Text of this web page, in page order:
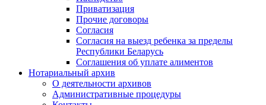
Приватизация
Прочие договоры
Согласия
Согласия на выезд ребенка за пределы
Республики Беларусь
Соглашения об уплате алиментов
Нотариальный архив
О деятельности архивов
Административные процедуры